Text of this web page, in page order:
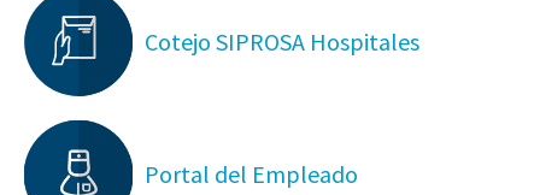
Cotejo SIPROSA Hospitales
Portal del Empleado